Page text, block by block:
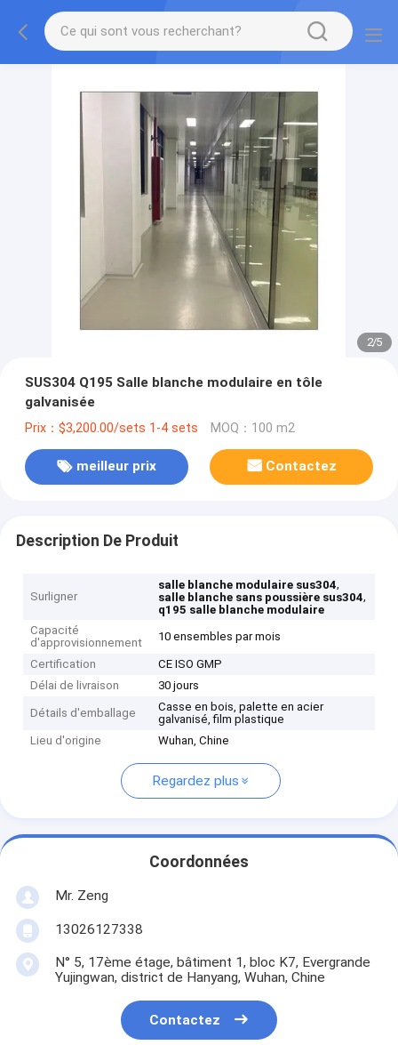
2/5
SUS304 Q195 Salle blanche modulaire en tôle
galvanisée
Prix：$3,200.00/sets 1-4 sets MOQ：100 m2
meilleur prix Contactez
Description De Produit
Surligner
salle blanche modulaire sus304,
salle blanche sans poussière sus304,
q195 salle blanche modulaire
Capacité
d'approvisionnement
10 ensembles par mois
Certification
CE ISO GMP
Délai de livraison
30 jours
Détails d'emballage
Casse en bois, palette en acier
galvanisé, film plastique
Lieu d'origine
Wuhan, Chine
Regardez plus
Coordonnées
Mr. Zeng
13026127338
N° 5, 17ème étage, bâtiment 1, bloc K7, Evergrande
Yujingwan, district de Hanyang, Wuhan, Chine
Contactez